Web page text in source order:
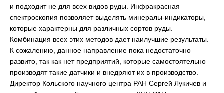
и подходит не для всех видов руды. Инфракрасная
спектроскопия позволяет выделять минералы-индикаторы,
которые характерны для различных сортов руды.
Комбинация всех этих методов дает наилучшие результаты.
К сожалению, данное направление пока недостаточно
развито, так как нет предприятий, которые самостоятельно
производят такие датчики и внедряют их в производство.
Директор Кольского научного центра РАН Сергей Лукичев и